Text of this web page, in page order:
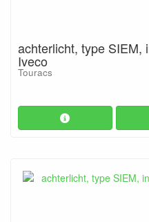
achterlicht, type SIEM,
Iveco
Touracs